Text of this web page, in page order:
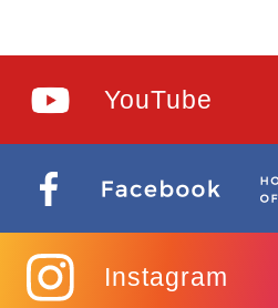
YouTube
Instagram